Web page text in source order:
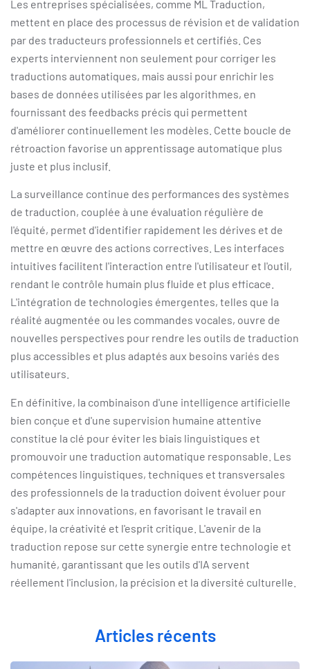
Les entreprises spécialisées, comme ML Traduction,
mettent en place des processus de révision et de validation
par des traducteurs professionnels et certifiés. Ces
experts interviennent non seulement pour corriger les
traductions automatiques, mais aussi pour enrichir les
bases de données utilisées par les algorithmes, en
fournissant des feedbacks précis qui permettent
d'améliorer continuellement les modèles. Cette boucle de
rétroaction favorise un apprentissage automatique plus
juste et plus inclusif.
La surveillance continue des performances des systèmes
de traduction, couplée à une évaluation régulière de
l'équité, permet d'identifier rapidement les dérives et de
mettre en œuvre des actions correctives. Les interfaces
intuitives facilitent l'interaction entre l'utilisateur et l'outil,
rendant le contrôle humain plus fluide et plus efficace.
L'intégration de technologies émergentes, telles que la
réalité augmentée ou les commandes vocales, ouvre de
nouvelles perspectives pour rendre les outils de traduction
plus accessibles et plus adaptés aux besoins variés des
utilisateurs.
En définitive, la combinaison d'une intelligence artificielle
bien conçue et d'une supervision humaine attentive
constitue la clé pour éviter les biais linguistiques et
promouvoir une traduction automatique responsable. Les
compétences linguistiques, techniques et transversales
des professionnels de la traduction doivent évoluer pour
s'adapter aux innovations, en favorisant le travail en
équipe, la créativité et l'esprit critique. L'avenir de la
traduction repose sur cette synergie entre technologie et
humanité, garantissant que les outils d'IA servent
réellement l'inclusion, la précision et la diversité culturelle.
Articles récents